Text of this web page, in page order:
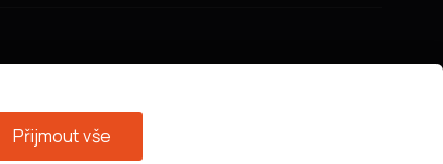
Všeobecné obchodní podmínky
Přijmout vše